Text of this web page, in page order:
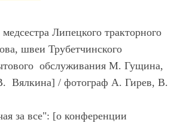
Липецкого тракторного
швеи Трубетчинского
обслуживания М. Гущина,
Вялкина] / фотограф А. Гирев, В.
за все": [о конференции